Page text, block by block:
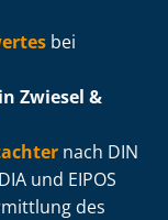
bei
in Zwiesel &
nach DIN
und EIPOS
des